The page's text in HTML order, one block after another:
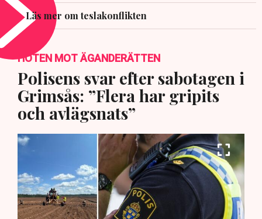
Läs mer om teslakonflikten
HOTEN MOT ÄGANDERÄTTEN
Polisens svar efter sabotagen i
Grimsås: ”Flera har gripits
och avlägsnats”